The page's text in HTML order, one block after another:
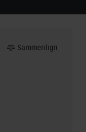
Sammenlign